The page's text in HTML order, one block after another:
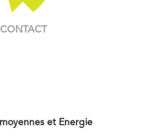
CONTACT
et Energie